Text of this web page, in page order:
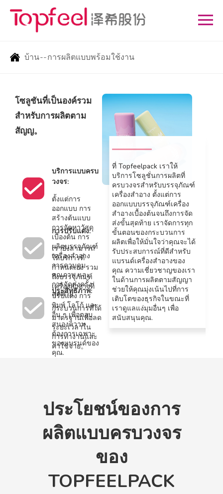
บ้าน--การผลิตแบบพร้อมใช้งาน
โซลูชันที่เป็นองค์รวม
สำหรับการผลิตตาม
สัญญ。
บริการแบบครบ
วงจร:
ตั้งแต่การ
ออกแบบ การ
สร้างต้นแบบ
การจัดหาวัสดุ
เบื้องต้น การ
ผลิตบรรจุภัณฑ์
เครื่องสำอาง
การควบคุม
คุณภาพ และ
การจัดส่งครั้ง
สุดท้าย.
การปรับแต่ง:
เรายังสามารถ
ให้บริการที่
กำหนดเอง รวม
ถึงบรรจุภัณฑ์
เครื่องสำอางที่
ปรับแต่ง การ
พิมพ์ โลโก้ และ
อื่น ๆ เพื่อตอบ
สนองความ
ต้องการเฉพาะ
ของแบรนด์ของ
คุณ.
ประสิทธิภาพ:
กระบวนการที่ได้
มาตรฐานเพื่อลด
ระยะเวลาใน
การทำงานและ
ค่าใช้จ่าย。
ที่ Topfeelpack เราให้
บริการโซลูชั่นการผลิตที่
ครบวงจรสำหรับบรรจุภัณฑ์
เครื่องสำอาง ตั้งแต่การ
ออกแบบบรรจุภัณฑ์เครื่อง
สำอางเบื้องต้นจนถึงการจัด
ส่งขั้นสุดท้าย เราจัดการทุก
ขั้นตอนของกระบวนการ
ผลิตเพื่อให้มั่นใจว่าคุณจะได้
รับประสบการณ์ที่ดีสำหรับ
แบรนด์เครื่องสำอางของ
คุณ ความเชี่ยวชาญของเรา
ในด้านการผลิตตามสัญญา
ช่วยให้คุณมุ่งเน้นไปที่การ
เติบโตของธุรกิจในขณะที่
เราดูแลแง่มุมอื่นๆ เพื่อ
สนับสนุนคุณ.
ประโยชน์ของการ
ผลิตแบบครบวงจร
ของ
TOPFEELPACK